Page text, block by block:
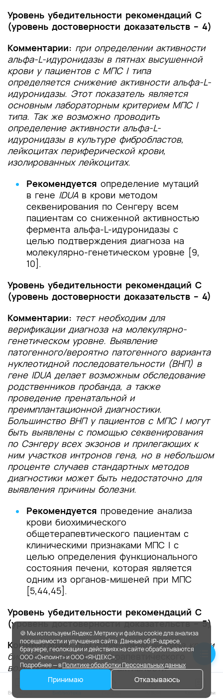
Уровень убедительности рекомендаций C
(уровень достоверности доказательств – 4)
Комментарии: при определении активности
альфа-L-идуронидазы в пятнах высушенной
крови у пациентов с МПС I типа
определяется снижение активности альфа-L-
идуронидазы. Этот показатель является
основным лабораторным критерием МПС I
типа. Так же возможно проводить
определение активности альфа-L-
идуронидазы в культуре фибробластов,
лейкоцитах периферической крови,
изолированных лейкоцитах.
Рекомендуется определение мутаций
в гене IDUA в крови методом
секвенирования по Сенгеру всем
пациентам со сниженной активностью
фермента альфа-L-идуронидазы с
целью подтверждения диагноза на
молекулярно-генетическом уровне [9,
10].
Уровень убедительности рекомендаций С
(уровень достоверности доказательств – 4)
Комментарии: тест необходим для
верификации диагноза на молекулярно-
генетическом уровне. Выявление
патогенного/вероятно патогенного варианта
нуклеотидной последовательности (ВНП) в
гене IDUA делает возможным обследование
родственников пробанда, а также
проведение пренатальной и
преимплантационной диагностики.
Большинство ВНП у пациентов с МПС I могут
быть выявлены с помощью секвенирования
по Сэнгеру всех экзонов и прилегающих к
ним участков интронов гена, но в небольшом
проценте случаев стандартных методов
диагностики может быть недостаточно для
выявления причины болезни.
Рекомендуется проведение анализа
крови биохимического
общетерапевтического пациентам с
клиническими признаками МПС I с
целью определения функционального
состояния печени, которая является
одним из органов-мишеней при МПС
[5,44,45].
Уровень убедительности рекомендаций C
(уровень достоверности доказательств – 5)
Комментарии:при проведении анализа крови
биохимическогообщетерапевтического
возможно определение активности
аспартатаминотрансферазы,
аланинаминотрансферазы,
🍪 Мы используем Яндекс.Метрику и файлы cookie для анализа
посещаемости и улучшения сайта. Данные об IP-адресе,
браузере, геолокации и действиях на сайте обрабатываются
ООО «Онпоинт» и ООО «ЯНДЕКС».
Подробнее — вПолитике обработки Персональных данных
Принимаю Отказываюсь